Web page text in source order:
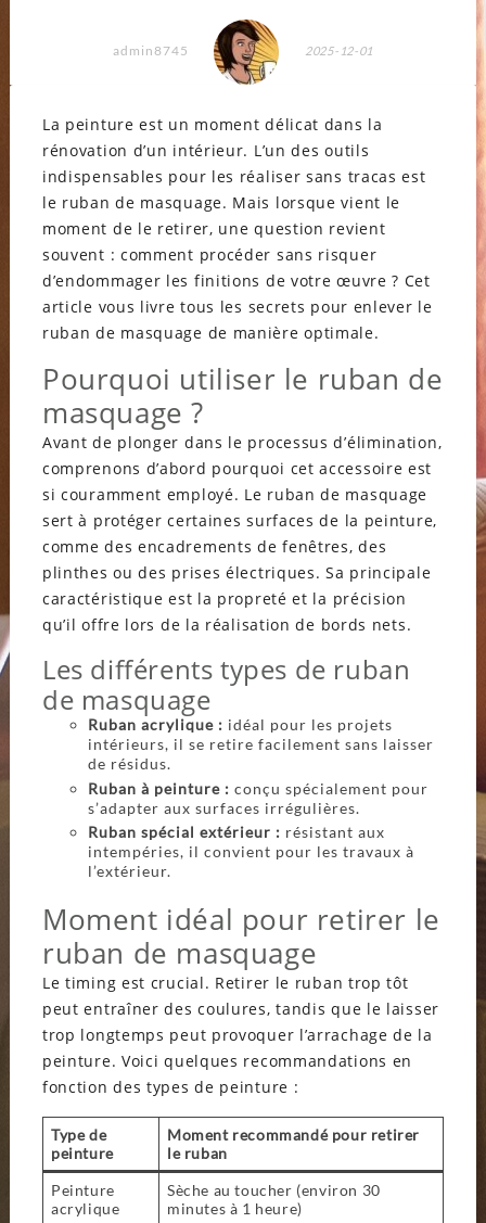
admin8745 2025-12-01
La peinture est un moment délicat dans la
rénovation d’un intérieur. L’un des outils
indispensables pour les réaliser sans tracas est
le ruban de masquage. Mais lorsque vient le
moment de le retirer, une question revient
souvent : comment procéder sans risquer
d’endommager les finitions de votre œuvre ? Cet
article vous livre tous les secrets pour enlever le
ruban de masquage de manière optimale.
Pourquoi utiliser le ruban de
masquage ?
Avant de plonger dans le processus d’élimination,
comprenons d’abord pourquoi cet accessoire est
si couramment employé. Le ruban de masquage
sert à protéger certaines surfaces de la peinture,
comme des encadrements de fenêtres, des
plinthes ou des prises électriques. Sa principale
caractéristique est la propreté et la précision
qu’il offre lors de la réalisation de bords nets.
Les différents types de ruban
de masquage
Ruban acrylique : idéal pour les projets
intérieurs, il se retire facilement sans laisser
de résidus.
Ruban à peinture : conçu spécialement pour
s’adapter aux surfaces irrégulières.
Ruban spécial extérieur : résistant aux
intempéries, il convient pour les travaux à
l’extérieur.
Moment idéal pour retirer le
ruban de masquage
Le timing est crucial. Retirer le ruban trop tôt
peut entraîner des coulures, tandis que le laisser
trop longtemps peut provoquer l’arrachage de la
peinture. Voici quelques recommandations en
fonction des types de peinture :
Type de
peinture
Moment recommandé pour retirer
le ruban
Peinture
acrylique
Sèche au toucher (environ 30
minutes à 1 heure)